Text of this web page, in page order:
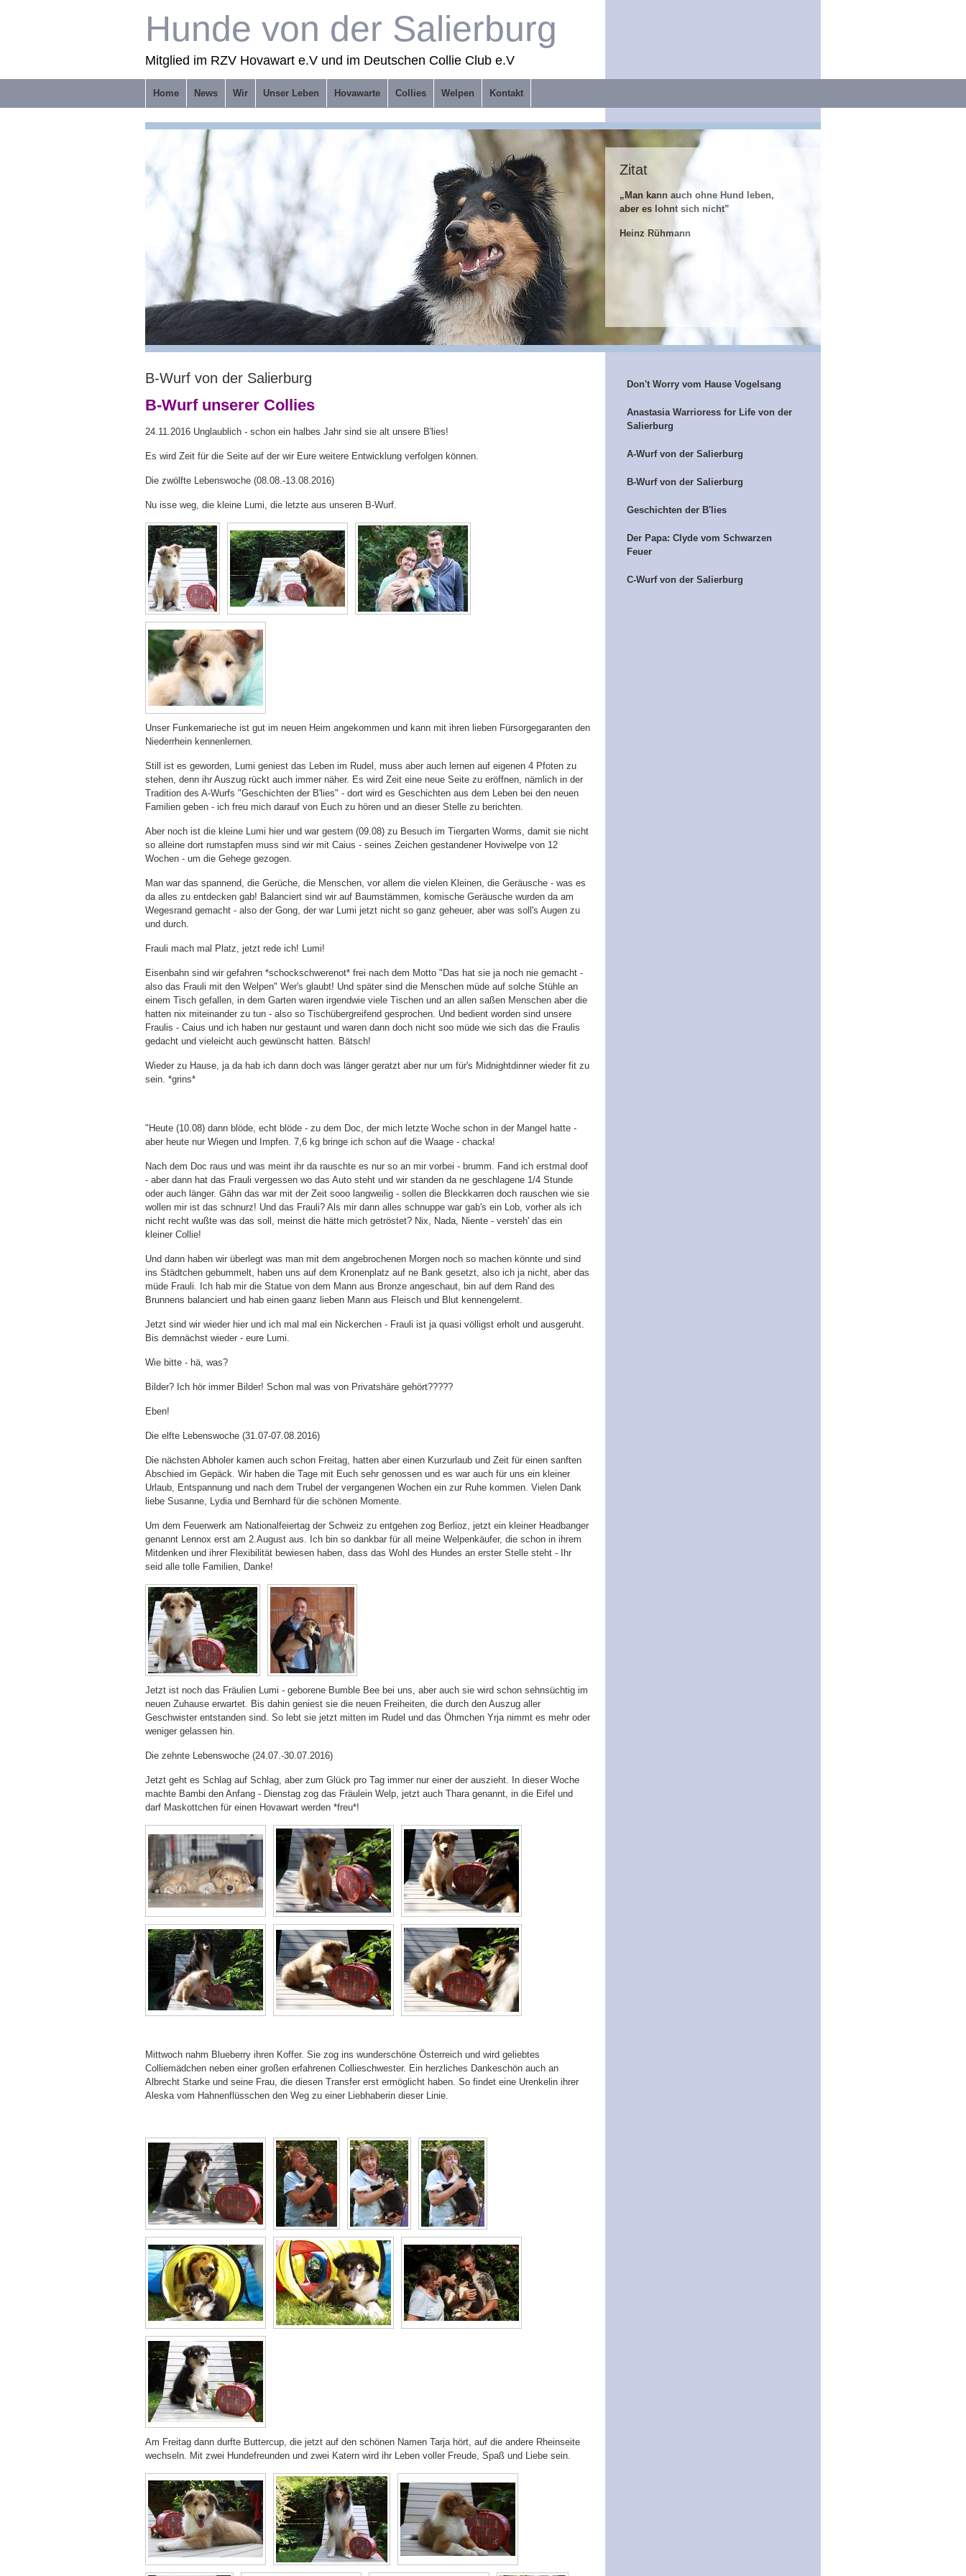
Hunde von der Salierburg
Mitglied im RZV Hovawart e.V und im Deutschen Collie Club e.V
Home News Wir Unser Leben Hovawarte Collies Welpen Kontakt
Zitat
„Man kann auch ohne Hund leben,
aber es lohnt sich nicht”
Heinz Rühmann
B-Wurf von der Salierburg
B-Wurf unserer Collies
24.11.2016 Unglaublich - schon ein halbes Jahr sind sie alt unsere B'lies!
Es wird Zeit für die Seite auf der wir Eure weitere Entwicklung verfolgen können.
Die zwölfte Lebenswoche (08.08.-13.08.2016)
Nu isse weg, die kleine Lumi, die letzte aus unseren B-Wurf.
Unser Funkemarieche ist gut im neuen Heim angekommen und kann mit ihren lieben Fürsorgegaranten den
Niederrhein kennenlernen.
Still ist es geworden, Lumi geniest das Leben im Rudel, muss aber auch lernen auf eigenen 4 Pfoten zu
stehen, denn ihr Auszug rückt auch immer näher. Es wird Zeit eine neue Seite zu eröffnen, nämlich in der
Tradition des A-Wurfs "Geschichten der B'lies" - dort wird es Geschichten aus dem Leben bei den neuen
Familien geben - ich freu mich darauf von Euch zu hören und an dieser Stelle zu berichten.
Aber noch ist die kleine Lumi hier und war gestern (09.08) zu Besuch im Tiergarten Worms, damit sie nicht
so alleine dort rumstapfen muss sind wir mit Caius - seines Zeichen gestandener Hoviwelpe von 12
Wochen - um die Gehege gezogen.
Man war das spannend, die Gerüche, die Menschen, vor allem die vielen Kleinen, die Geräusche - was es
da alles zu entdecken gab! Balanciert sind wir auf Baumstämmen, komische Geräusche wurden da am
Wegesrand gemacht - also der Gong, der war Lumi jetzt nicht so ganz geheuer, aber was soll's Augen zu
und durch.
Frauli mach mal Platz, jetzt rede ich! Lumi!
Eisenbahn sind wir gefahren *schockschwerenot* frei nach dem Motto "Das hat sie ja noch nie gemacht -
also das Frauli mit den Welpen" Wer's glaubt! Und später sind die Menschen müde auf solche Stühle an
einem Tisch gefallen, in dem Garten waren irgendwie viele Tischen und an allen saßen Menschen aber die
hatten nix miteinander zu tun - also so Tischübergreifend gesprochen. Und bedient worden sind unsere
Fraulis - Caius und ich haben nur gestaunt und waren dann doch nicht soo müde wie sich das die Fraulis
gedacht und vieleicht auch gewünscht hatten. Bätsch!
Wieder zu Hause, ja da hab ich dann doch was länger geratzt aber nur um für's Midnightdinner wieder fit zu
sein. *grins*
"Heute (10.08) dann blöde, echt blöde - zu dem Doc, der mich letzte Woche schon in der Mangel hatte -
aber heute nur Wiegen und Impfen. 7,6 kg bringe ich schon auf die Waage - chacka!
Nach dem Doc raus und was meint ihr da rauschte es nur so an mir vorbei - brumm. Fand ich erstmal doof
- aber dann hat das Frauli vergessen wo das Auto steht und wir standen da ne geschlagene 1/4 Stunde
oder auch länger. Gähn das war mit der Zeit sooo langweilig - sollen die Bleckkarren doch rauschen wie sie
wollen mir ist das schnurz! Und das Frauli? Als mir dann alles schnuppe war gab's ein Lob, vorher als ich
nicht recht wußte was das soll, meinst die hätte mich getröstet? Nix, Nada, Niente - versteh' das ein
kleiner Collie!
Und dann haben wir überlegt was man mit dem angebrochenen Morgen noch so machen könnte und sind
ins Städtchen gebummelt, haben uns auf dem Kronenplatz auf ne Bank gesetzt, also ich ja nicht, aber das
müde Frauli. Ich hab mir die Statue von dem Mann aus Bronze angeschaut, bin auf dem Rand des
Brunnens balanciert und hab einen gaanz lieben Mann aus Fleisch und Blut kennengelernt.
Jetzt sind wir wieder hier und ich mal mal ein Nickerchen - Frauli ist ja quasi völligst erholt und ausgeruht.
Bis demnächst wieder - eure Lumi.
Wie bitte - hä, was?
Bilder? Ich hör immer Bilder! Schon mal was von Privatshäre gehört?????
Eben!
Die elfte Lebenswoche (31.07-07.08.2016)
Die nächsten Abholer kamen auch schon Freitag, hatten aber einen Kurzurlaub und Zeit für einen sanften
Abschied im Gepäck. Wir haben die Tage mit Euch sehr genossen und es war auch für uns ein kleiner
Urlaub, Entspannung und nach dem Trubel der vergangenen Wochen ein zur Ruhe kommen. Vielen Dank
liebe Susanne, Lydia und Bernhard für die schönen Momente.
Um dem Feuerwerk am Nationalfeiertag der Schweiz zu entgehen zog Berlioz, jetzt ein kleiner Headbanger
genannt Lennox erst am 2.August aus. Ich bin so dankbar für all meine Welpenkäufer, die schon in ihrem
Mitdenken und ihrer Flexibilität bewiesen haben, dass das Wohl des Hundes an erster Stelle steht - Ihr
seid alle tolle Familien, Danke!
Jetzt ist noch das Fräulien Lumi - geborene Bumble Bee bei uns, aber auch sie wird schon sehnsüchtig im
neuen Zuhause erwartet. Bis dahin geniest sie die neuen Freiheiten, die durch den Auszug aller
Geschwister entstanden sind. So lebt sie jetzt mitten im Rudel und das Öhmchen Yrja nimmt es mehr oder
weniger gelassen hin.
Die zehnte Lebenswoche (24.07.-30.07.2016)
Jetzt geht es Schlag auf Schlag, aber zum Glück pro Tag immer nur einer der auszieht. In dieser Woche
machte Bambi den Anfang - Dienstag zog das Fräulein Welp, jetzt auch Thara genannt, in die Eifel und
darf Maskottchen für einen Hovawart werden *freu*!
Mittwoch nahm Blueberry ihren Koffer. Sie zog ins wunderschöne Österreich und wird geliebtes
Colliemädchen neben einer großen erfahrenen Collieschwester. Ein herzliches Dankeschön auch an
Albrecht Starke und seine Frau, die diesen Transfer erst ermöglicht haben. So findet eine Urenkelin ihrer
Aleska vom Hahnenflüsschen den Weg zu einer Liebhaberin dieser Linie.
Am Freitag dann durfte Buttercup, die jetzt auf den schönen Namen Tarja hört, auf die andere Rheinseite
wechseln. Mit zwei Hundefreunden und zwei Katern wird ihr Leben voller Freude, Spaß und Liebe sein.
Don't Worry vom Hause Vogelsang
Anastasia Warrioress for Life von der
Salierburg
A-Wurf von der Salierburg
B-Wurf von der Salierburg
Geschichten der B'lies
Der Papa: Clyde vom Schwarzen
Feuer
C-Wurf von der Salierburg